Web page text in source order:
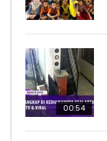
00:54